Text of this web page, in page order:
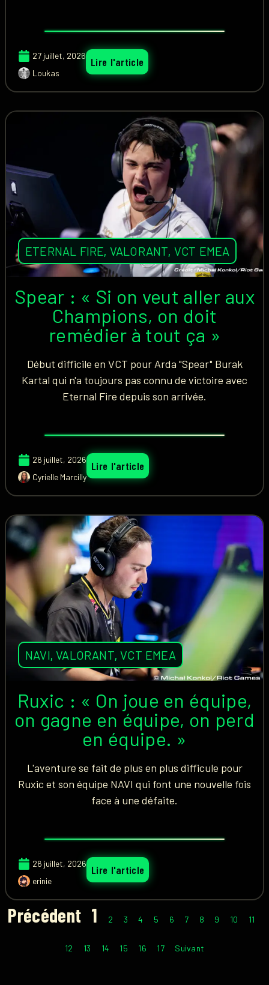
27 juillet, 2026
Loukas
Lire l'article
ETERNAL FIRE, VALORANT, VCT EMEA
Spear : « Si on veut aller aux
Champions, on doit
remédier à tout ça »
Début difficile en VCT pour Arda "Spear" Burak
Kartal qui n'a toujours pas connu de victoire avec
Eternal Fire depuis son arrivée.
26 juillet, 2026
Cyrielle Marcilly
Lire l'article
NAVI,VALORANT,VCT EMEA
Ruxic : « On joue en équipe,
on gagne en équipe, on perd
en équipe. »
L'aventure se fait de plus en plus difficule pour
Ruxic et son équipe NAVI qui font une nouvelle fois
face à une défaite.
26 juillet, 2026
erinie
Lire l'article
Précédent 1 2 3 4 5 6 7 8 9 10 11
12 13 14 15 16 17 Suivant